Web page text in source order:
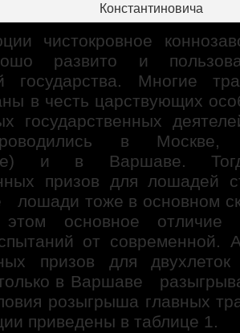
Константиновича
чистокровное
развито и
государства. Многие
в честь царствующих
государственных
в Москве,
и в Варшаве.
призов для лошадей
лошади тоже в основном
основное отличие
от современной.
призов для
в Варшаве
розыгрыша главных
приведены в таблице 1.